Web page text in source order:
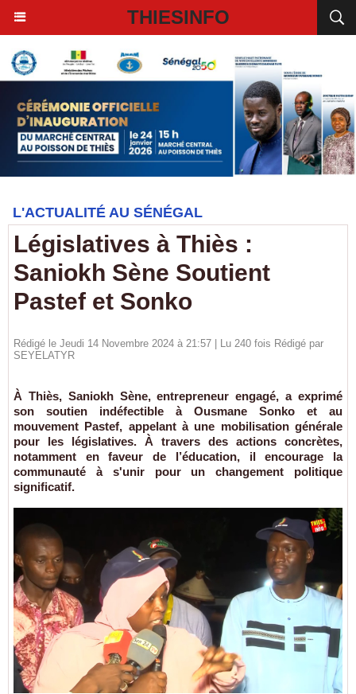
THIESINFO
L'ACTUALITÉ AU SÉNÉGAL
Législatives à Thiès :
Saniokh Sène Soutient
Pastef et Sonko
Rédigé le Jeudi 14 Novembre 2024 à 21:57 | Lu 240 fois Rédigé par
SEYELATYR
À Thiès, Saniokh Sène, entrepreneur engagé, a exprimé
son soutien indéfectible à Ousmane Sonko et au
mouvement Pastef, appelant à une mobilisation générale
pour les législatives. À travers des actions concrètes,
notamment en faveur de l’éducation, il encourage la
communauté à s'unir pour un changement politique
significatif.